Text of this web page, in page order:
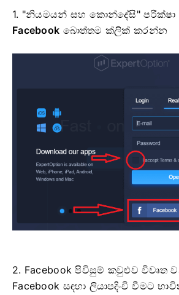
1. "නියමයන් සහ කොන්දේසි" පරීක්ෂා
Facebook බොත්තම ක්ලික් කරන්න
2. Facebook පිවිසුම් කවුළුව විවෘත
Facebook සඳහා ලියාපදිංචි වීමට